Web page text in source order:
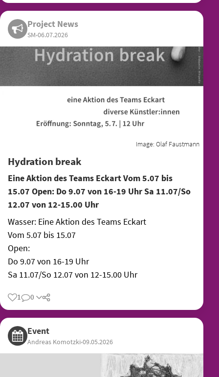
Project News
SM•06.07.2026
Image: Olaf Faustmann
Hydration break
Eine Aktion des Teams Eckart Vom 5.07 bis
15.07 Open: Do 9.07 von 16-19 Uhr Sa 11.07/So
12.07 von 12-15.00 Uhr
Wasser: Eine Aktion des Teams Eckart
Vom 5.07 bis 15.07
Open:
Do 9.07 von 16-19 Uhr
Sa 11.07/So 12.07 von 12-15.00 Uhr
1 0 Share
Event
Andreas Komotzki•09.05.2026